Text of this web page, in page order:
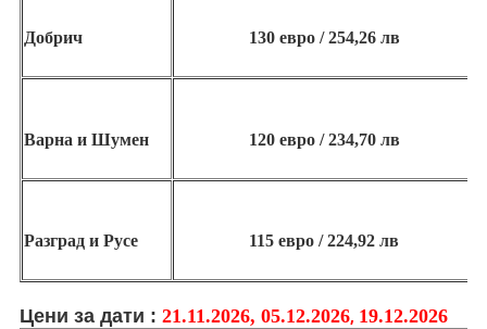
Добрич 130 евро / 254,26 лв
Варна и Шумен 120 евро / 234,70 лв
Разград и Русе 115 евро / 224,92 лв
Цени за дати : 21.11.2026, 05.12.2026, 19.12.2026